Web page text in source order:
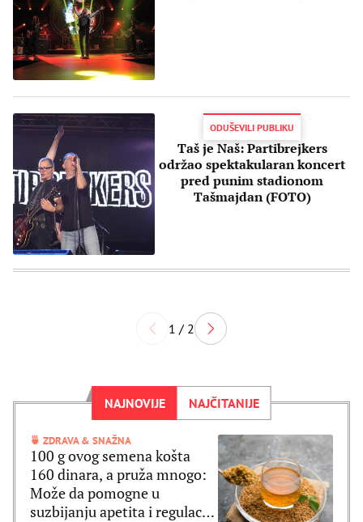
ODUŠEVILI PUBLIKU
Taš je Naš: Partibrejkers
održao spektakularan koncert
pred punim stadionom
Tašmajdan (FOTO)
1 / 2
NAJNOVIJE NAJČITANIJE
🍵 ZDRAVA & SNAŽNA
100 g ovog semena košta
160 dinara, a pruža mnogo:
Može da pomogne u
suzbijanju apetita i regulaciji